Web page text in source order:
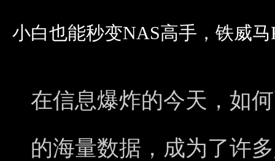
小白也能秒变NAS高手，铁威
在信息爆炸的今天，如
的海量数据，成为了许